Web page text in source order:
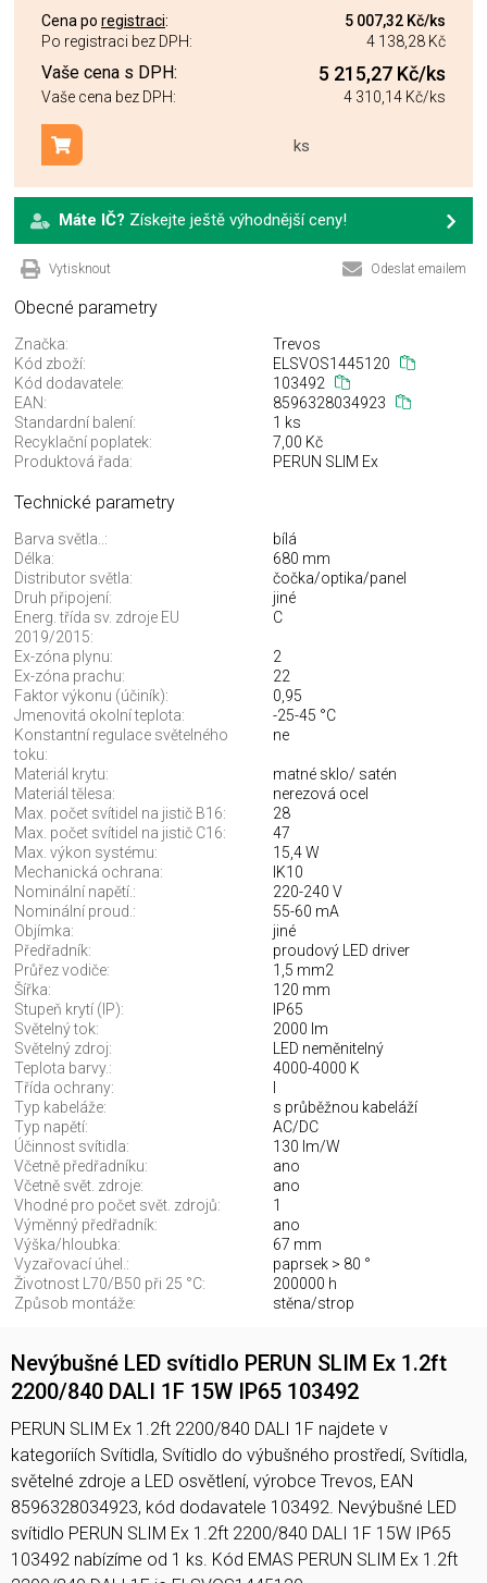
Cena po registraci: 5 007,32 Kč/ks
Po registraci bez DPH:
4 138,28 Kč
Vaše cena s DPH: 5 215,27 Kč/ks
Vaše cena bez DPH: 4 310,14 Kč/ks
ks
Přidat do košíku
Máte IČ? Získejte ještě výhodnější ceny!
Vytisknout Odeslat emailem
Obecné parametry
Značka:
Trevos
Kód zboží:
ELSVOS1445120
Kód dodavatele:
103492
EAN:
8596328034923
Standardní balení:
1 ks
Recyklační poplatek:
7,00 Kč
Produktová řada:
PERUN SLIM Ex
Technické parametry
Barva světla..:
bílá
Délka:
680 mm
Distributor světla:
čočka/optika/panel
Druh připojení:
jiné
Energ. třída sv. zdroje EU
2019/2015:
C
Ex-zóna plynu:
2
Ex-zóna prachu:
22
Faktor výkonu (účiník):
0,95
Jmenovitá okolní teplota:
-25-45 °C
Konstantní regulace světelného
toku:
ne
Materiál krytu:
matné sklo/ satén
Materiál tělesa:
nerezová ocel
Max. počet svítidel na jistič B16:
28
Max. počet svítidel na jistič C16:
47
Max. výkon systému:
15,4 W
Mechanická ochrana:
IK10
Nominální napětí.:
220-240 V
Nominální proud.:
55-60 mA
Objímka:
jiné
Předřadník:
proudový LED driver
Průřez vodiče:
1,5 mm2
Šířka:
120 mm
Stupeň krytí (IP):
IP65
Světelný tok:
2000 lm
Světelný zdroj:
LED neměnitelný
Teplota barvy.:
4000-4000 K
Třída ochrany:
Typ kabeláže:
s průběžnou kabeláží
Typ napětí:
AC/DC
Účinnost svítidla:
130 lm/W
Včetně předřadníku:
ano
Včetně svět. zdroje:
ano
Vhodné pro počet svět. zdrojů:
1
Výměnný předřadník:
ano
Výška/hloubka:
67 mm
Vyzařovací úhel.:
paprsek > 80 °
Životnost L70/B50 při 25 °C:
200000 h
Způsob montáže:
stěna/strop
Nevýbušné LED svítidlo PERUN SLIM Ex 1.2ft
2200/840 DALI 1F 15W IP65 103492
PERUN SLIM Ex 1.2ft 2200/840 DALI 1F najdete v
kategoriích Svítidla, Svítidlo do výbušného prostředí, Svítidla,
světelné zdroje a LED osvětlení, výrobce Trevos, EAN
8596328034923, kód dodavatele 103492. Nevýbušné LED
svítidlo PERUN SLIM Ex 1.2ft 2200/840 DALI 1F 15W IP65
103492 nabízíme od 1 ks. Kód EMAS PERUN SLIM Ex 1.2ft